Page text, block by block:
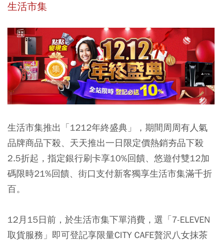
生活市集
生活市集推出「1212年終盛典」，期間周周有人氣
品牌商品下殺、天天推出一日限定價熱銷夯品下殺
2.5折起，指定銀行刷卡享10%回饋、悠遊付雙12加
碼限時21%回饋、街口支付新客獨享生活市集滿千折
百。
12月15日前，於生活市集下單消費，選「7-ELEVEN
取貨服務」即可登記享限量CITY CAFE贅沢八女抹茶